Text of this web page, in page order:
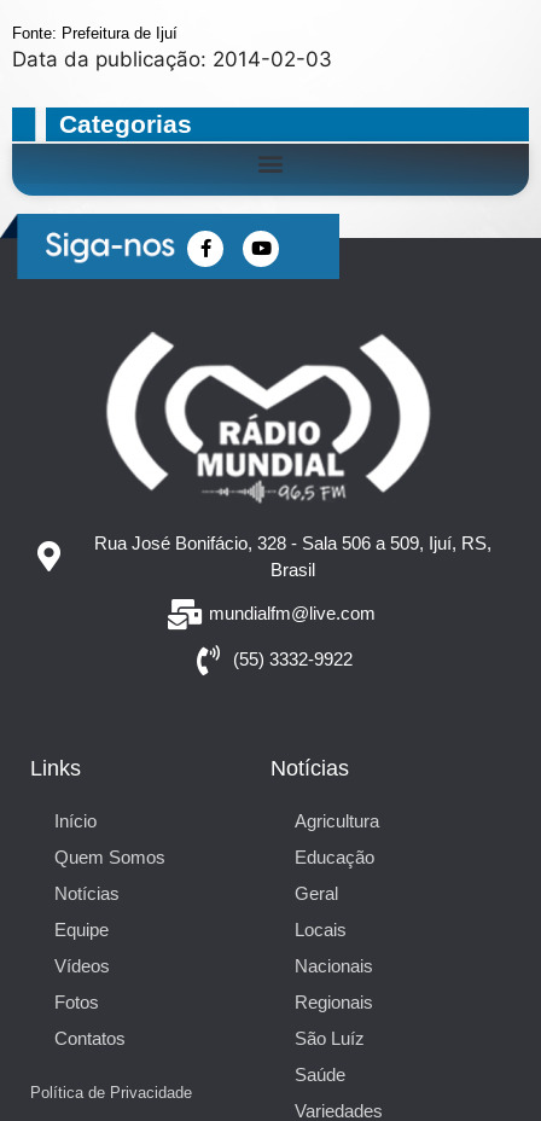
Fonte: Prefeitura de Ijuí
Data da publicação: 2014-02-03
Categorias
Rua José Bonifácio, 328 - Sala 506 a 509, Ijuí, RS,
Brasil
mundialfm@live.com
(55) 3332-9922
Links
Início
Quem Somos
Notícias
Equipe
Vídeos
Fotos
Contatos
Política de Privacidade
Notícias
Agricultura
Educação
Geral
Locais
Nacionais
Regionais
São Luíz
Saúde
Variedades